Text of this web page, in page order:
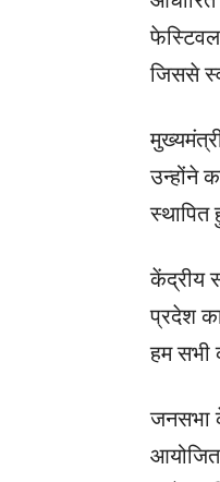
जिससे
उन्होंने
स्थापित
केंद्रीय
प्रदेश
हम सभी
जनसभा